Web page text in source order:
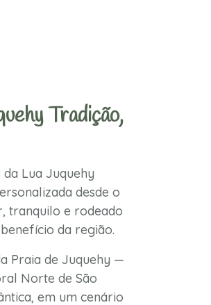
Tradição,
Lua Juquehy
desde o
tranquilo e rodeado
da região.
Praia de Juquehy —
Norte de São
em um cenário